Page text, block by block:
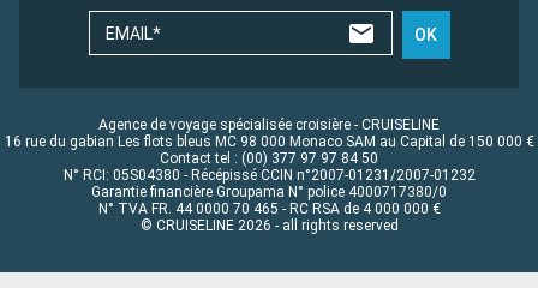
EMAIL* OK
Agence de voyage spécialisée croisière - CRUISELINE
16 rue du gabian Les flots bleus MC 98 000 Monaco SAM au Capital de 150 000 €
Contact tel : (00) 377 97 97 84 50
N° RCI: 05S04380 - Récépissé CCIN n°2007-01231/2007-01232
Garantie financière Groupama N° police 4000717380/0
N° TVA FR. 44 0000 70 465 - RC RSA de 4 000 000 €
© CRUISELINE 2026 - all rights reserved